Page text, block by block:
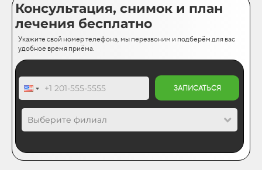
Консультация, снимок и план
лечения бесплатно
Укажите свой номер телефона, мы перезвоним и подберём для вас
удобное время приёма.
ЗАПИСАТЬСЯ
Выберите филиал